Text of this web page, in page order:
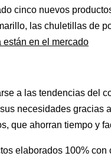
cinco nuevos
las chuletillas de
en el mercado
a las tendencias del
necesidades gracias
que ahorran tiempo y
elaborados 100%